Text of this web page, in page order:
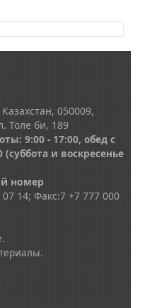
050009,
Толе би, 189
9:00 - 17:00, обед с
(суббота и воскресенье
номер
14; Факс:7 +7 777 000